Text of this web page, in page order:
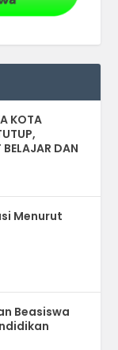
KOTA
DAN
Menurut
Beasiswa